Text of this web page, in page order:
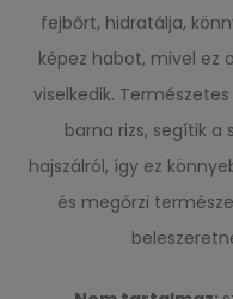
fejbőrt, hidratálja,
képez habot, mivel ez
viselkedik.
barna rizs, segítik
hajszálról, így ez
és megőrzi